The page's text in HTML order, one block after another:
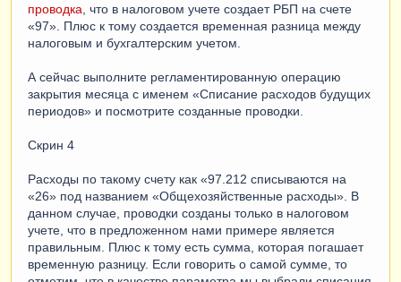
проводка , что в налоговом учете создает РБП на счете
«97». Плюс к тому создается временная разница между
налоговым и бухгалтерским учетом.
А сейчас выполните регламентированную операцию
закрытия месяца с именем «Списание расходов будущих
периодов» и посмотрите созданные проводки.
Скрин 4
Расходы по такому счету как «97.212 списываются на
«26» под названием «Общехозяйственные расходы». В
данном случае, проводки созданы только в налоговом
учете, что в предложенном нами примере является
правильным. Плюс к тому есть сумма, которая погашает
временную разницу. Если говорить о самой сумме, то